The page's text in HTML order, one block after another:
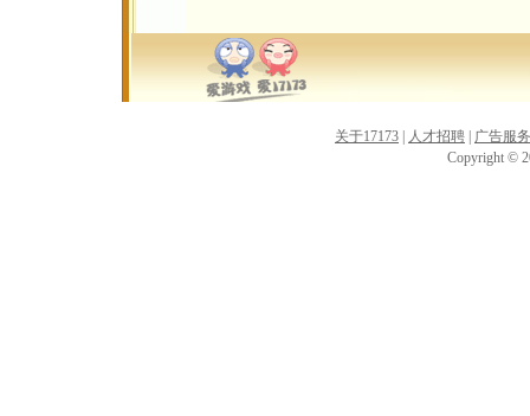
关于17173 人才招聘
广告服务
Copyright ©